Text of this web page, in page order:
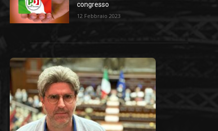
congresso
12 Febbraio 2023